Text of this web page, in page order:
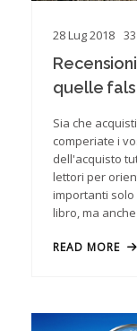
28Lug2018 33
quelle
Sia che
comperiate i
dell'acquisto
lettori per
importanti
libro, ma
READ MORE